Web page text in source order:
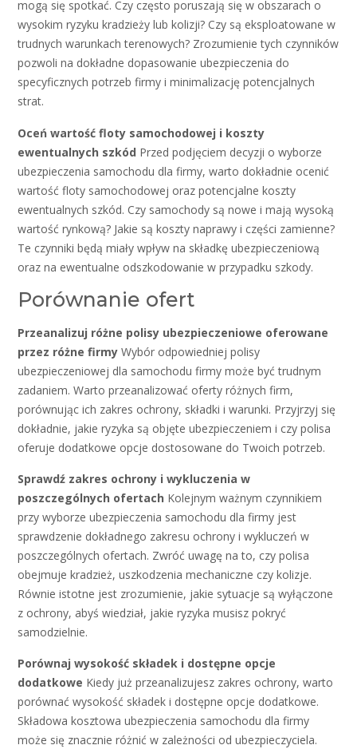
mogą się spotkać. Czy często poruszają się w obszarach o
wysokim ryzyku kradzieży lub kolizji? Czy są eksploatowane w
trudnych warunkach terenowych? Zrozumienie tych czynników
pozwoli na dokładne dopasowanie ubezpieczenia do
specyficznych potrzeb firmy i minimalizację potencjalnych
strat.
Oceń wartość floty samochodowej i koszty
ewentualnych szkód Przed podjęciem decyzji o wyborze
ubezpieczenia samochodu dla firmy, warto dokładnie ocenić
wartość floty samochodowej oraz potencjalne koszty
ewentualnych szkód. Czy samochody są nowe i mają wysoką
wartość rynkową? Jakie są koszty naprawy i części zamienne?
Te czynniki będą miały wpływ na składkę ubezpieczeniową
oraz na ewentualne odszkodowanie w przypadku szkody.
Porównanie ofert
Przeanalizuj różne polisy ubezpieczeniowe oferowane
przez różne firmy Wybór odpowiedniej polisy
ubezpieczeniowej dla samochodu firmy może być trudnym
zadaniem. Warto przeanalizować oferty różnych firm,
porównując ich zakres ochrony, składki i warunki. Przyjrzyj się
dokładnie, jakie ryzyka są objęte ubezpieczeniem i czy polisa
oferuje dodatkowe opcje dostosowane do Twoich potrzeb.
Sprawdź zakres ochrony i wykluczenia w
poszczególnych ofertach Kolejnym ważnym czynnikiem
przy wyborze ubezpieczenia samochodu dla firmy jest
sprawdzenie dokładnego zakresu ochrony i wykluczeń w
poszczególnych ofertach. Zwróć uwagę na to, czy polisa
obejmuje kradzież, uszkodzenia mechaniczne czy kolizje.
Równie istotne jest zrozumienie, jakie sytuacje są wyłączone
z ochrony, abyś wiedział, jakie ryzyka musisz pokryć
samodzielnie.
Porównaj wysokość składek i dostępne opcje
dodatkowe Kiedy już przeanalizujesz zakres ochrony, warto
porównać wysokość składek i dostępne opcje dodatkowe.
Składowa kosztowa ubezpieczenia samochodu dla firmy
może się znacznie różnić w zależności od ubezpieczyciela.